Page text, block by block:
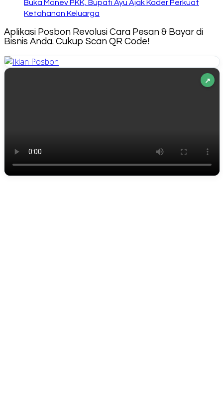
Buka Monev PKK, Bupati Ayu Ajak Kader Perkuat
Ketahanan Keluarga
Aplikasi Posbon Revolusi Cara Pesan & Bayar di
Bisnis Anda. Cukup Scan QR Code!
↗